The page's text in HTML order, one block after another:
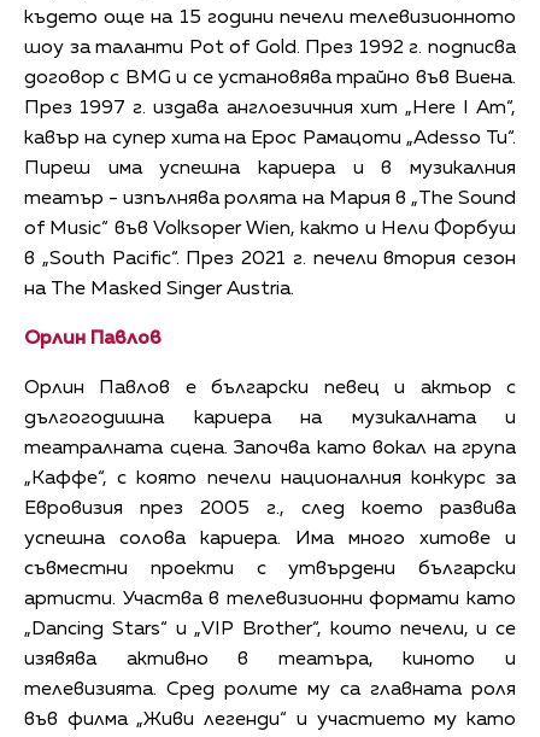
където още на 15 години печели телевизионното
шоу за таланти Pot of Gold. През 1992 г. подписва
договор с BMG и се установява трайно във Виена.
През 1997 г. издава англоезичния хит „Here I Am“,
кавър на супер хита на Ерос Рамацоти „Adesso Tu“.
Пиреш има успешна кариера и в музикалния
театър - изпълнява ролята на Мария в „The Sound
of Music“ във Volksoper Wien, както и Нели Форбуш
в „South Pacific“. През 2021 г. печели втория сезон
на The Masked Singer Austria.
Орлин Павлов
Орлин Павлов е български певец и актьор с
дългогодишна кариера на музикалната и
театралната сцена. Започва като вокал на група
„Каффе“, с която печели националния конкурс за
Евровизия през 2005 г., след което развива
успешна солова кариера. Има много хитове и
съвместни проекти с утвърдени български
артисти. Участва в телевизионни формати като
„Dancing Stars“ и „VIP Brother“, които печели, и се
изявява активно в театъра, киното и
телевизията. Сред ролите му са главната роля
във филма „Живи легенди“ и участието му като